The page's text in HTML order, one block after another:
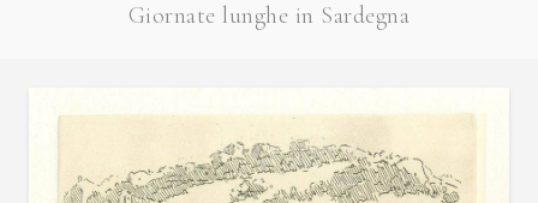
Giornate lunghe in Sardegna